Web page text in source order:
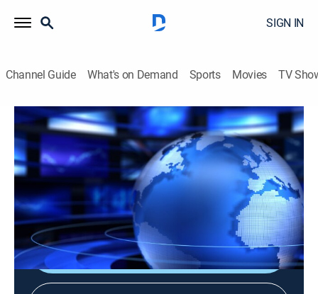
SIGN IN
Channel Guide What's on Demand Sports Movies TV
Noticias Caracol: Primera edición
Noticias Caracol: Primera edición
News|2026
Los hechos que son noticia, en compañía de un
excelente equipo periodístico.
Shop DIRECTV